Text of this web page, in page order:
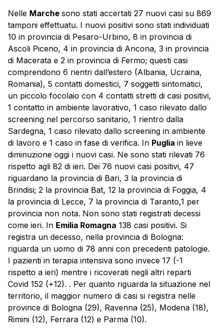
Nelle Marche sono stati accertati 27 nuovi casi su 869
tamponi effettuatu. I nuovi positivi sono stati individuati
10 in provincia di Pesaro-Urbino, 8 in provincia di
Ascoli Piceno, 4 in provincia di Ancona, 3 in provincia
di Macerata e 2 in provincia di Fermo; questi casi
comprendono 6 rientri dall’estero (Albania, Ucraina,
Romania), 5 contatti domestici, 7 soggetti sintomatici,
un piccolo focolaio con 4 contatti stretti di casi positivi,
1 contatto in ambiente lavorativo, 1 caso rilevato dallo
screening nel percorso sanitario, 1 rientro dalla
Sardegna, 1 caso rilevato dallo screening in ambiente
di lavoro e 1 caso in fase di verifica. In Puglia in lieve
diminuzione oggi i nuovi casi. Ne sono stati rilevati 76
rispetto agli 82 di ieri. Dei 76 nuovi casi positivi, 47
riguardano la provincia di Bari, 3 la provincia di
Brindisi; 2 la provincia Bat, 12 la provincia di Foggia, 4
la provincia di Lecce, 7 la provincia di Taranto,1 per
provincia non nota. Non sono stati registrati decessi
come ieri. In Emilia Romagna 138 casi positivi. Si
registra un decesso, nella provincia di Bologna:
riguarda un uomo di 78 anni con precedenti patologie.
I pazienti in terapia intensiva sono invece 17 (-1
rispetto a ieri) mentre i ricoverati negli altri reparti
Covid 152 (+12). . Per quanto riguarda la situazione nel
territorio, il maggior numero di casi si registra nelle
province di Bologna (29), Ravenna (25), Modena (18),
Rimini (12), Ferrara (12) e Parma (10).